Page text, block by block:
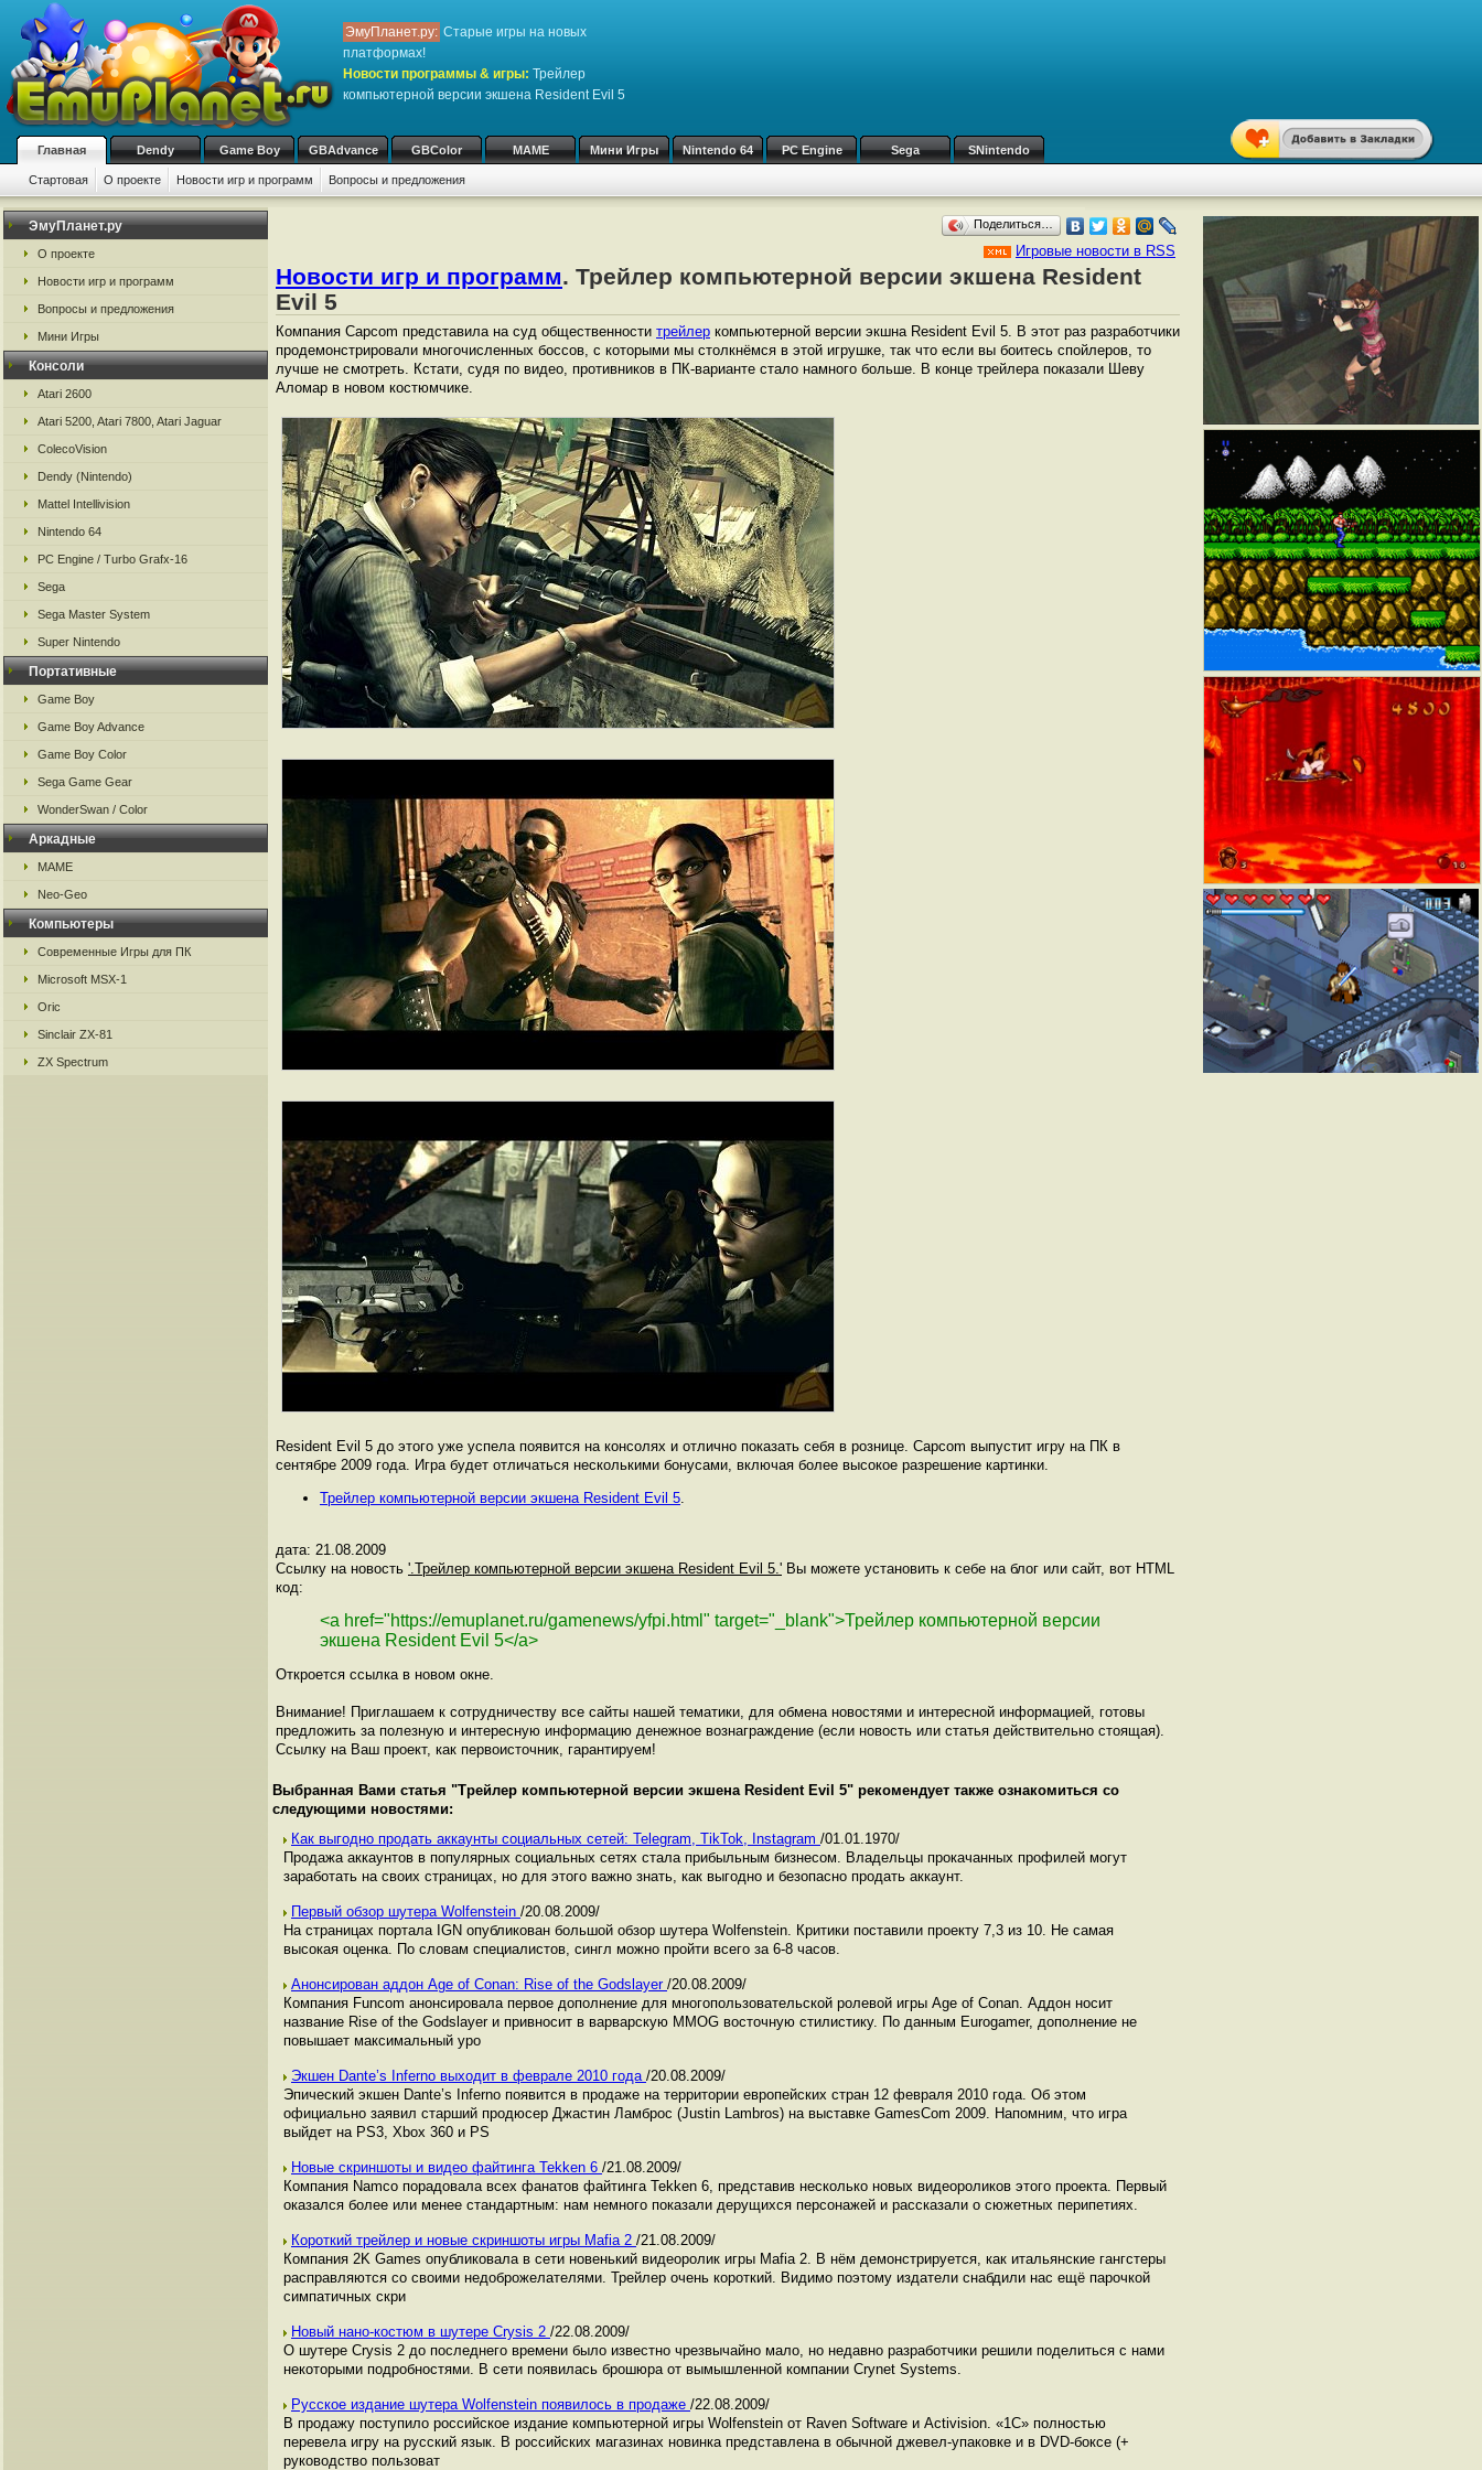
ЭмуПланет.ру: Старые игры на новых
платформах!
Новости программы & игры: Трейлер
компьютерной версии экшена Resident Evil 5
Главная Dendy Game Boy GBAdvance GBColor MAME Мини Игры Nintendo 64 PC Engine Sega SNintendo
Стартовая О проекте Новости игр и программ Вопросы и предложения
ЭмуПланет.ру
О проекте
Новости игр и программ
Вопросы и предложения
Мини Игры
Консоли
Atari 2600
Atari 5200, Atari 7800, Atari Jaguar
ColecoVision
Dendy (Nintendo)
Mattel Intellivision
Nintendo 64
PC Engine / Turbo Grafx-16
Sega
Sega Master System
Super Nintendo
Портативные
Game Boy
Game Boy Advance
Game Boy Color
Sega Game Gear
WonderSwan / Color
Аркадные
MAME
Neo-Geo
Компьютеры
Современные Игры для ПК
Microsoft MSX-1
Oric
Sinclair ZX-81
ZX Spectrum
Поделиться…
Игровые новости в RSS
Новости игр и программ. Трейлер компьютерной версии экшена Resident
Evil 5
Компания Capcom представила на суд общественности трейлер компьютерной версии экшна Resident Evil 5. В этот раз разработчики
продемонстрировали многочисленных боссов, с которыми мы столкнёмся в этой игрушке, так что если вы боитесь спойлеров, то
лучше не смотреть. Кстати, судя по видео, противников в ПК-варианте стало намного больше. В конце трейлера показали Шеву
Аломар в новом костюмчике.
Resident Evil 5 до этого уже успела появится на консолях и отлично показать себя в рознице. Capcom выпустит игру на ПК в
сентябре 2009 года. Игра будет отличаться несколькими бонусами, включая более высокое разрешение картинки.
Трейлер компьютерной версии экшена Resident Evil 5.
дата: 21.08.2009
Ссылку на новость '.Трейлер компьютерной версии экшена Resident Evil 5.' Вы можете установить к себе на блог или сайт, вот HTML
код:
<a href="https://emuplanet.ru/gamenews/yfpi.html" target="_blank">Трейлер компьютерной версии
экшена Resident Evil 5</a>
Откроется ссылка в новом окне.
Внимание! Приглашаем к сотрудничеству все сайты нашей тематики, для обмена новостями и интересной информацией, готовы
предложить за полезную и интересную информацию денежное вознаграждение (если новость или статья действительно стоящая).
Ссылку на Ваш проект, как первоисточник, гарантируем!
Выбранная Вами статья "Трейлер компьютерной версии экшена Resident Evil 5" рекомендует также ознакомиться со
следующими новостями:
Как выгодно продать аккаунты социальных сетей: Telegram, TikTok, Instagram /01.01.1970/
Продажа аккаунтов в популярных социальных сетях стала прибыльным бизнесом. Владельцы прокачанных профилей могут
заработать на своих страницах, но для этого важно знать, как выгодно и безопасно продать аккаунт.
Первый обзор шутера Wolfenstein /20.08.2009/
На страницах портала IGN опубликован большой обзор шутера Wolfenstein. Критики поставили проекту 7,3 из 10. Не самая
высокая оценка. По словам специалистов, сингл можно пройти всего за 6-8 часов.
Анонсирован аддон Age of Conan: Rise of the Godslayer /20.08.2009/
Компания Funcom анонсировала первое дополнение для многопользовательской ролевой игры Age of Conan. Аддон носит
название Rise of the Godslayer и привносит в варварскую MMOG восточную стилистику. По данным Eurogamer, дополнение не
повышает максимальный уро
Экшен Dante’s Inferno выходит в феврале 2010 года /20.08.2009/
Эпический экшен Dante’s Inferno появится в продаже на территории европейских стран 12 февраля 2010 года. Об этом
официально заявил старший продюсер Джастин Ламброс (Justin Lambros) на выставке GamesCom 2009. Напомним, что игра
выйдет на PS3, Xbox 360 и PS
Новые скриншоты и видео файтинга Tekken 6 /21.08.2009/
Компания Namco порадовала всех фанатов файтинга Tekken 6, представив несколько новых видеороликов этого проекта. Первый
оказался более или менее стандартным: нам немного показали дерущихся персонажей и рассказали о сюжетных перипетиях.
Короткий трейлер и новые скриншоты игры Mafia 2 /21.08.2009/
Компания 2K Games опубликовала в сети новенький видеоролик игры Mafia 2. В нём демонстрируется, как итальянские гангстеры
расправляются со своими недоброжелателями. Трейлер очень короткий. Видимо поэтому издатели снабдили нас ещё парочкой
симпатичных скри
Новый нано-костюм в шутере Crysis 2 /22.08.2009/
О шутере Crysis 2 до последнего времени было известно чрезвычайно мало, но недавно разработчики решили поделиться с нами
некоторыми подробностями. В сети появилась брошюра от вымышленной компании Crynet Systems.
Русское издание шутера Wolfenstein появилось в продаже /22.08.2009/
В продажу поступило российское издание компьютерной игры Wolfenstein от Raven Software и Activision. «1С» полностью
перевела игру на русский язык. В российских магазинах новинка представлена в обычной джевел-упаковке и в DVD-боксе (+
руководство пользоват